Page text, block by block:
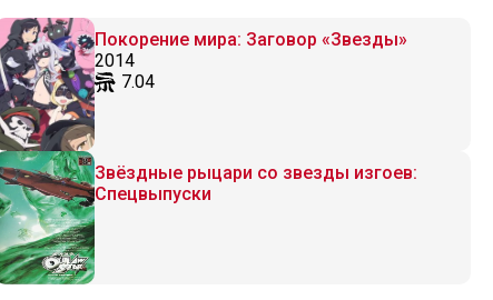
Покорение мира: Заговор «Звезды»
2014
7.04
Звёздные рыцари со звезды изгоев:
Спецвыпуски